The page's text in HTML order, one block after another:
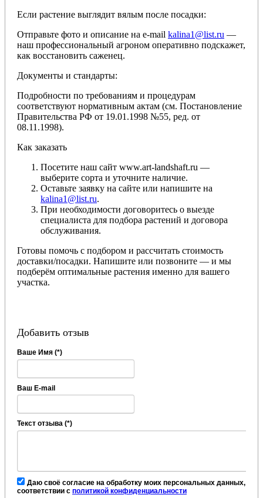
Если растение выглядит вялым после посадки:
Отправьте фото и описание на e-mail kalina1@list.ru —
наш профессиональный агроном оперативно подскажет,
как восстановить саженец.
Документы и стандарты:
Подробности по требованиям и процедурам
соответствуют нормативным актам (см. Постановление
Правительства РФ от 19.01.1998 №55, ред. от
08.11.1998).
Как заказать
Посетите наш сайт www.art-landshaft.ru —
выберите сорта и уточните наличие.
Оставьте заявку на сайте или напишите на
kalina1@list.ru.
При необходимости договоритесь о выезде
специалиста для подбора растений и договора
обслуживания.
Готовы помочь с подбором и рассчитать стоимость
доставки/посадки. Напишите или позвоните — и мы
подберём оптимальные растения именно для вашего
участка.
Добавить отзыв
Ваше Имя (*)
Ваш E-mail
Текст отзыва (*)
Даю своё согласие на обработку моих персональных данных, в
соответствии с политикой конфиденциальности